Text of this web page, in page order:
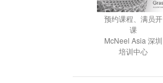
预约课程、满员开
课
McNeel Asia 深圳
培训中心